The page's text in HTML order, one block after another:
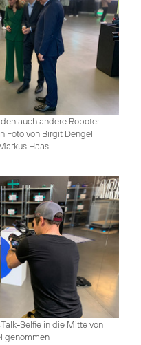
auch andere Roboter
Foto von Birgit Dengel
Haas
Selfie in die Mitte von
genommen